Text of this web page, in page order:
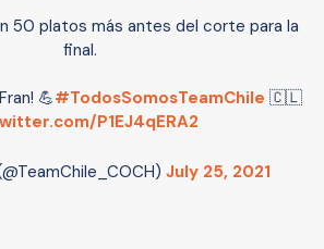
50 platos más antes del corte para la
final.
💪#TodosSomosTeamChile 🇨🇱
P1EJ4qERA2
July 25, 2021